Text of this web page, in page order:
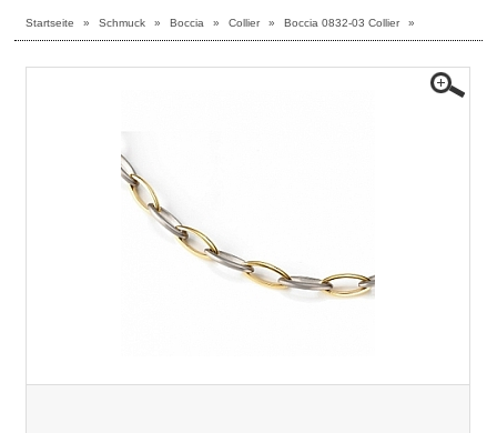
Startseite » Schmuck » Boccia » Collier » Boccia 0832-03 Collier »